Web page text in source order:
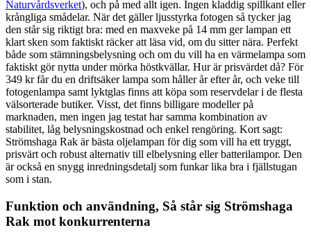
Naturvårdsverket), och på med allt igen. Ingen kladdig spillkant eller
krångliga smådelar. När det gäller ljusstyrka fotogen så tycker jag
den står sig riktigt bra: med en maxveke på 14 mm ger lampan ett
klart sken som faktiskt räcker att läsa vid, om du sitter nära. Perfekt
både som stämningsbelysning och om du vill ha en värmelampa som
faktiskt gör nytta under mörka höstkvällar. Hur är prisvärdet då? För
349 kr får du en driftsäker lampa som håller år efter år, och veke till
fotogenlampa samt lyktglas finns att köpa som reservdelar i de flesta
välsorterade butiker. Visst, det finns billigare modeller på
marknaden, men ingen jag testat har samma kombination av
stabilitet, låg belysningskostnad och enkel rengöring. Kort sagt:
Strömshaga Rak är bästa oljelampan för dig som vill ha ett tryggt,
prisvärt och robust alternativ till elbelysning eller batterilampor. Den
är också en snygg inredningsdetalj som funkar lika bra i fjällstugan
som i stan.
Funktion och användning, Så står sig Strömshaga
Rak mot konkurrenterna